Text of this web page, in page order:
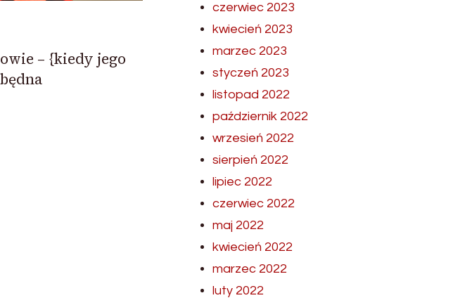
– {kiedy jego
czerwiec 2023
kwiecień 2023
marzec 2023
styczeń 2023
listopad 2022
październik 2022
wrzesień 2022
sierpień 2022
lipiec 2022
czerwiec 2022
maj 2022
kwiecień 2022
marzec 2022
luty 2022